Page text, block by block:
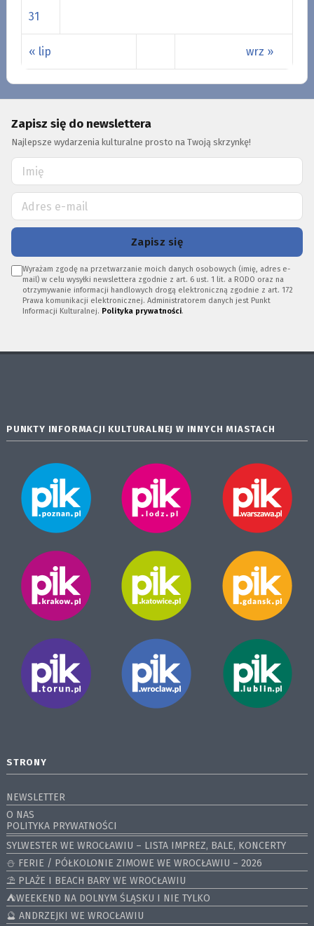
« lip wrz »
31
Zapisz się do newslettera
Najlepsze wydarzenia kulturalne prosto na Twoją skrzynkę!
Zapisz się
Wyrażam zgodę na przetwarzanie moich danych osobowych (imię, adres e-
mail) w celu wysyłki newslettera zgodnie z art. 6 ust. 1 lit. a RODO oraz na
otrzymywanie informacji handlowych drogą elektroniczną zgodnie z art. 172
Prawa komunikacji elektronicznej. Administratorem danych jest Punkt
Informacji Kulturalnej. Polityka prywatności.
PUNKTY INFORMACJI KULTURALNEJ W INNYCH MIASTACH
STRONY
NEWSLETTER
O NAS
POLITYKA PRYWATNOŚCI
SYLWESTER WE WROCŁAWIU – LISTA IMPREZ, BALE, KONCERTY
⛄️ FERIE / PÓŁKOLONIE ZIMOWE WE WROCŁAWIU – 2026
⛱️ PLAŻE I BEACH BARY WE WROCŁAWIU
⛺️WEEKEND NA DOLNYM ŚLĄSKU I NIE TYLKO
🔮 ANDRZEJKI WE WROCŁAWIU